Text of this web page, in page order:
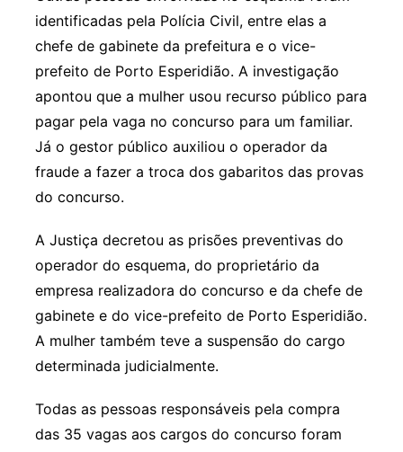
identificadas pela Polícia Civil, entre elas a
chefe de gabinete da prefeitura e o vice-
prefeito de Porto Esperidião. A investigação
apontou que a mulher usou recurso público para
pagar pela vaga no concurso para um familiar.
Já o gestor público auxiliou o operador da
fraude a fazer a troca dos gabaritos das provas
do concurso.
A Justiça decretou as prisões preventivas do
operador do esquema, do proprietário da
empresa realizadora do concurso e da chefe de
gabinete e do vice-prefeito de Porto Esperidião.
A mulher também teve a suspensão do cargo
determinada judicialmente.
Todas as pessoas responsáveis pela compra
das 35 vagas aos cargos do concurso foram